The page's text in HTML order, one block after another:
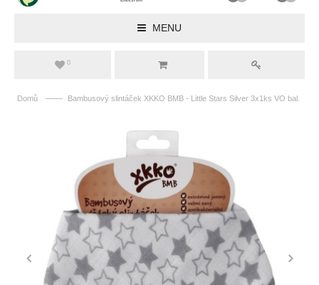
MENU
0
Domů —— Bambusový slintáček XKKO BMB - Little Stars Silver 3x1ks VO bal.